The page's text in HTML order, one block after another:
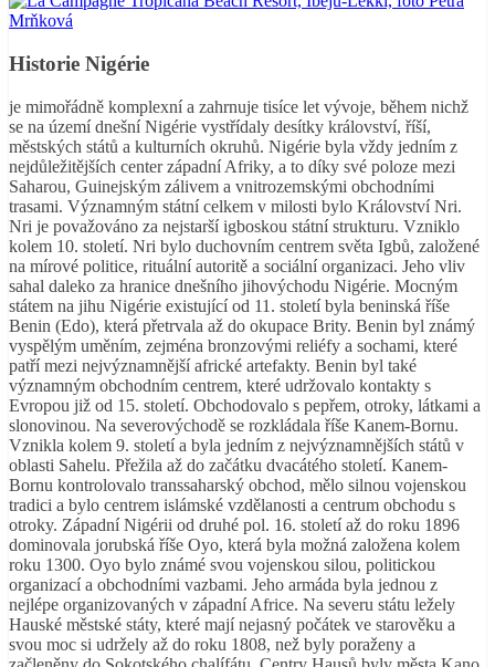
Historie Nigérie
je mimořádně komplexní a zahrnuje tisíce let vývoje, během nichž
se na území dnešní Nigérie vystřídaly desítky království, říší,
městských států a kulturních okruhů. Nigérie byla vždy jedním z
nejdůležitějších center západní Afriky, a to díky své poloze mezi
Saharou, Guinejským zálivem a vnitrozemskými obchodními
trasami. Významným státní celkem v milosti bylo Království Nri.
Nri je považováno za nejstarší igboskou státní strukturu. Vzniklo
kolem 10. století. Nri bylo duchovním centrem světa Igbů, založené
na mírové politice, rituální autoritě a sociální organizaci. Jeho vliv
sahal daleko za hranice dnešního jihovýchodu Nigérie. Mocným
státem na jihu Nigérie existující od 11. století byla beninská říše
Benin (Edo), která přetrvala až do okupace Brity. Benin byl známý
vyspělým uměním, zejména bronzovými reliéfy a sochami, které
patří mezi nejvýznamnější africké artefakty. Benin byl také
významným obchodním centrem, které udržovalo kontakty s
Evropou již od 15. století. Obchodovalo s pepřem, otroky, látkami a
slonovinou. Na severovýchodě se rozkládala říše Kanem-Bornu.
Vznikla kolem 9. století a byla jedním z nejvýznamnějších států v
oblasti Sahelu. Přežila až do začátku dvacátého století. Kanem-
Bornu kontrolovalo transsaharský obchod, mělo silnou vojenskou
tradici a bylo centrem islámské vzdělanosti a centrum obchodu s
otroky. Západní Nigérii od druhé pol. 16. století až do roku 1896
dominovala jorubská říše Oyo, která byla možná založena kolem
roku 1300. Oyo bylo známé svou vojenskou silou, politickou
organizací a obchodními vazbami. Jeho armáda byla jednou z
nejlépe organizovaných v západní Africe. Na severu státu ležely
Hauské městské státy, které mají nejasný počátek ve starověku a
svou moc si udržely až do roku 1808, než byly poraženy a